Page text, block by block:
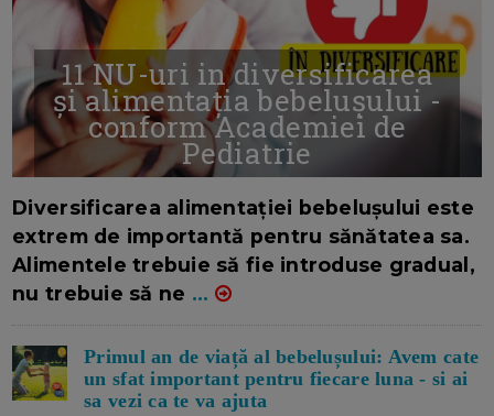
11 NU-uri in diversificarea
și alimentația bebelușului -
conform Academiei de
Pediatrie
Diversificarea alimentației bebelușului este
extrem de importantă pentru sănătatea sa.
Alimentele trebuie să fie introduse gradual,
nu trebuie să ne ...
Primul an de viață al bebelușului: Avem cate
un sfat important pentru fiecare luna - si ai
sa vezi ca te va ajuta